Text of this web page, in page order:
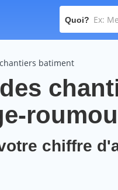
Quoi?
batiment
chiffre